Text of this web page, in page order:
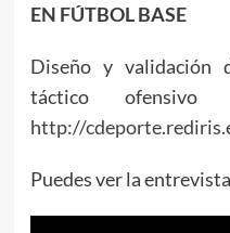
EN FÚTBOL BASE
Diseño y validación
táctico ofensivo
http://
Puedes ver la